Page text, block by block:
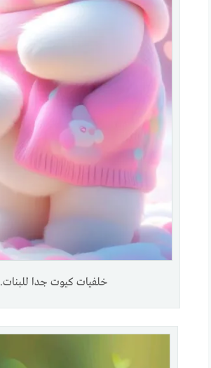
خلفيات كيوت جدا للبنات.